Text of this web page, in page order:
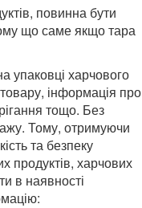
повинна бути
що саме якщо тара
упаковці харчового
інформація про
тощо. Без
Тому, отримуючи
та безпеку
продуктів, харчових
в наявності